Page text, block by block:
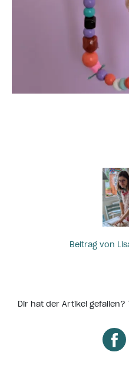
Beitrag von
Dir hat der Artikel gefallen?